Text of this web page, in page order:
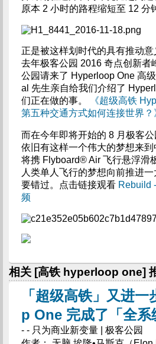
原本 2 小时的路程缩短至 12 分
正是被这样划时代的具有推动
去年极客公园 2016 奇点创新者
公园请来了 Hyperloop One 高
al 先生亲自给我们介绍了
们正在做的事。
《超级高铁
第五种交通方式如何连接世界？
而在今年即将开始的 8 月极客
依旧有这样一个伟大的梦想来
将携 Flyboard® Air 飞行悬浮滑
人类单人飞行的梦想向前推进
要错过。点击链接观看 Rebuild
频
相关 [高铁 hyperloop one]
「超级高铁」又进
p One 完成了「全系
- - 只为商业新变量 | 极客公园